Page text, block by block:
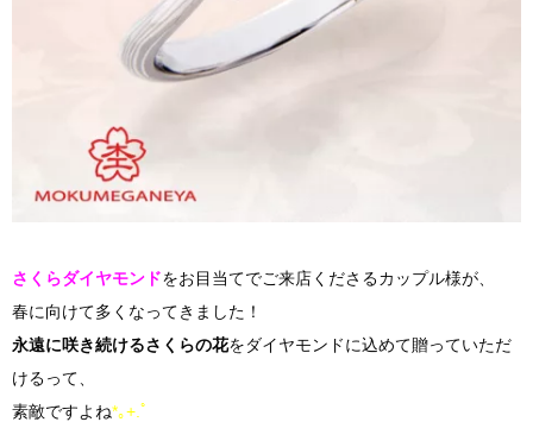
さくらダイヤモンドをお目当てでご来店くださるカップル様が、
春に向けて多くなってきました！
永遠に咲き続けるさくらの花をダイヤモンドに込めて贈っていただ
けるって、
素敵ですよね*｡+.ﾟ